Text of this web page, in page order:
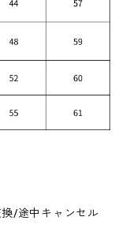
/途中キャンセル